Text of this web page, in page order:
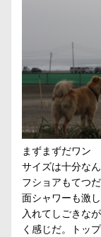
まずまずだワン
サイズは十分な
フショアもてつ
面シャワーも激
入れてしごきな
く感じだ。トッ